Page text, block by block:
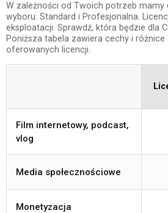
W zależności od Twoich potrzeb mamy
wyboru: Standard i Profesjonalna.
eksploatacji. Sprawdź, która będzie dla
Poniższa tabela zawiera cechy i
oferowanych licencji.
Film internetowy, podcast,
vlog
Media społecznościowe
Monetyzacja